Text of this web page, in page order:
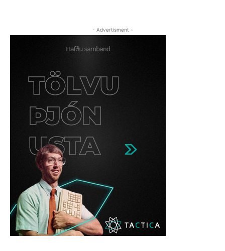
- Advertisment -